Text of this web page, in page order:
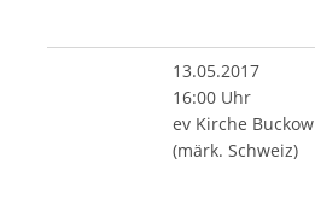
13.05.2017
16:00 Uhr
ev Kirche Buckow
(märk. Schweiz)